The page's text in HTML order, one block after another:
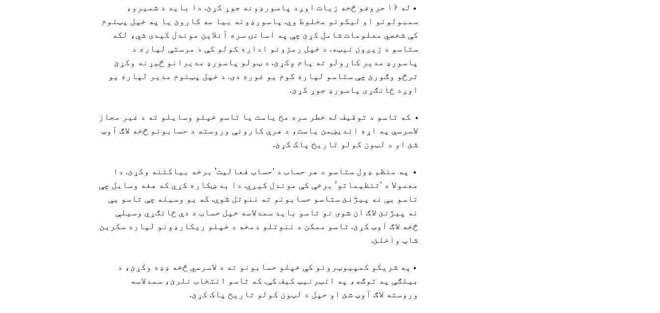
• له ۱۶ حروفو څخه زیات اوږد پاسورډونه جوړ کړئ. دا باید د شمیرو،
سمبولونو او لیکونو مخلوط وي. پاسورډونه بیا مه کاروئ یا په خپل پټنوم
کې شخصي معلومات شامل کړئ چې په اسانۍ سره آنلاین موندل کیدی شي، لکه
ستاسو د زیږون نیټه. د خپل رمزونو اداره کولو کې د مرستې لپاره د
پاسورډ مدیر کارولو ته پام وکړئ. د ټولو پاسورډ مدیرانو څیړنه وکړئ
ترڅو وګورئ چې ستاسو لپاره کوم یو غوره دی. د خپل پټنوم مدیر لپاره یو
اوږد ځانګړی پاسورډ جوړ کړئ.
• که تاسو د توقیف له خطر سره مخ یاست یا تاسو خپلو وسایلو ته د غیر مجاز
لاسرسي په اړه اندیښمن یاست، د هرې کارونې وروسته د حسابونو څخه لاګ آوټ
شئ او د لټون کولو تاریخ پاک کړئ.
• په منظم ډول ستاسو د هر حساب د ‘حساب فعالیت’ برخه بیاکتنه وکړئ. دا
معمولا د ‘تنظیماتو’ برخې کې موندل کیږي. دا به ښکاره کړي که هغه وسایل چې
تاسو یې نه پیژنئ ستاسو حسابونو ته ننوتل شوي. که یو وسیله چې تاسو یې
نه پیژنئ لاګ ان شوی نو تاسو باید سمدلاسه خپل حساب د دې ځانګړي وسیلې
څخه لاګ آوټ کړئ. تاسو ممکن د ننوتلو دمخه د خپلو ریکارډونو لپاره سکرین
شاټ واخلئ.
• په شریکو کمپیوټرونو کې خپلو حسابونو ته د لاسرسي څخه ډډه وکړئ، د
بیلګې په توګه، په انټرنیټ کیف کې. که تاسو انتخاب نلرئ، سمدلاسه
وروسته لاګ آوټ شئ او خپل د لټون کولو تاریخ پاک کړئ.